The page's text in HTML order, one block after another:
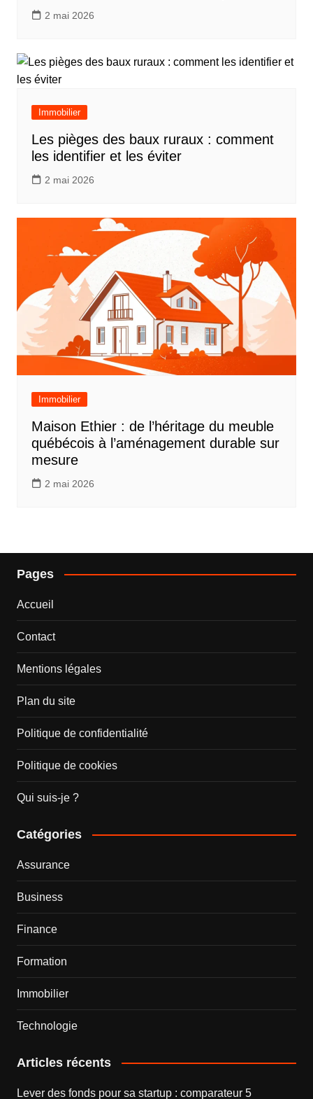
2 mai 2026
Immobilier
Les pièges des baux ruraux : comment
les identifier et les éviter
2 mai 2026
Immobilier
Maison Ethier : de l’héritage du meuble
québécois à l’aménagement durable sur
mesure
2 mai 2026
Pages
Accueil
Contact
Mentions légales
Plan du site
Politique de confidentialité
Politique de cookies
Qui suis-je ?
Catégories
Assurance
Business
Finance
Formation
Immobilier
Technologie
Articles récents
Lever des fonds pour sa startup : comparateur 5